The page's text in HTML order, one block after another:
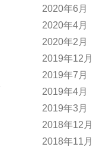
2020年6月
2020年4月
2020年2月
2019年12月
2019年7月
2019年4月
2019年3月
2018年12月
2018年11月